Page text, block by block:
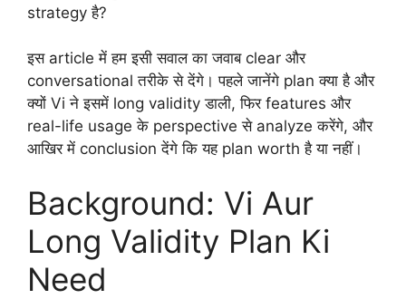
strategy है?
इस article में हम इसी सवाल का जवाब clear और
conversational तरीके से देंगे। पहले जानेंगे plan क्या है और
क्यों Vi ने इसमें long validity डाली, फिर features और
real-life usage के perspective से analyze करेंगे, और
आखिर में conclusion देंगे कि यह plan worth है या नहीं।
Background: Vi Aur
Long Validity Plan Ki
Need